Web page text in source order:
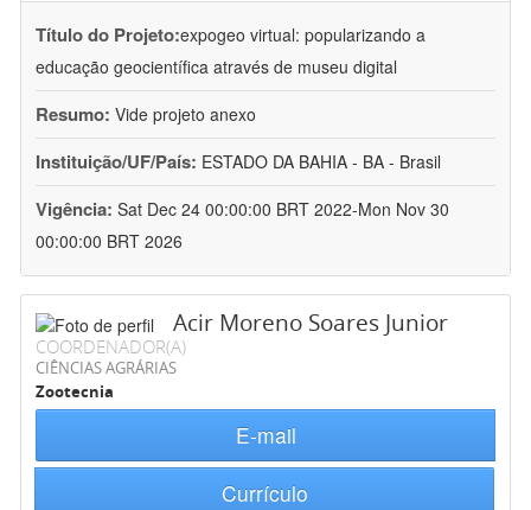
Título do Projeto:expogeo virtual: popularizando a
educação geocientífica através de museu digital
Resumo: Vide projeto anexo
Instituição/UF/País: ESTADO DA BAHIA - BA - Brasil
Vigência: Sat Dec 24 00:00:00 BRT 2022-Mon Nov 30
00:00:00 BRT 2026
Acir Moreno Soares Junior
COORDENADOR(A)
CIÊNCIAS AGRÁRIAS
Zootecnia
E-mail
Currículo